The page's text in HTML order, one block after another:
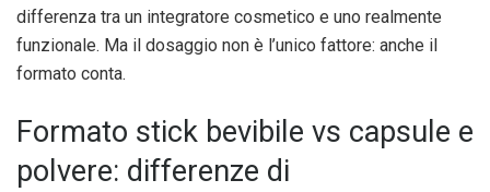
differenza tra un integratore cosmetico e uno realmente
funzionale. Ma il dosaggio non è l’unico fattore: anche il
formato conta.
Formato stick bevibile vs capsule e
polvere: differenze di